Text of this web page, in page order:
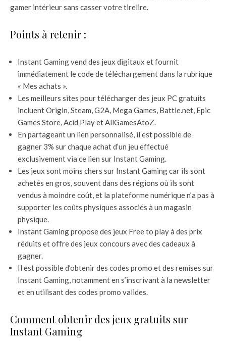
gamer intérieur sans casser votre tirelire.
Points à retenir :
Instant Gaming vend des jeux digitaux et fournit
immédiatement le code de téléchargement dans la rubrique
« Mes achats ».
Les meilleurs sites pour télécharger des jeux PC gratuits
incluent Origin, Steam, G2A, Mega Games, Battle.net, Epic
Games Store, Acid Play et AllGamesAtoZ.
En partageant un lien personnalisé, il est possible de
gagner 3% sur chaque achat d’un jeu effectué
exclusivement via ce lien sur Instant Gaming.
Les jeux sont moins chers sur Instant Gaming car ils sont
achetés en gros, souvent dans des régions où ils sont
vendus à moindre coût, et la plateforme numérique n’a pas à
supporter les coûts physiques associés à un magasin
physique.
Instant Gaming propose des jeux Free to play à des prix
réduits et offre des jeux concours avec des cadeaux à
gagner.
Il est possible d’obtenir des codes promo et des remises sur
Instant Gaming, notamment en s’inscrivant à la newsletter
et en utilisant des codes promo valides.
Comment obtenir des jeux gratuits sur
Instant Gaming